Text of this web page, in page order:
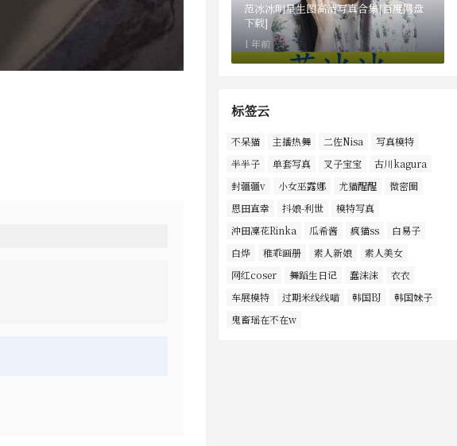
范冰冰明星生图高清写真合集[百度网盘
下载]
1 年前
标签云
不呆猫 主播热舞 二佐Nisa
写真模特
半半子
单套写真 叉子宝宝
古川kagura
封疆疆v
小女巫露娜 尤猫醒醒
微密圈
恩田直幸
抖娘-利世
模特写真
沖田凜花Rinka
瓜希酱 疯猫ss
白易子
白烨
稚乖画册 素人新娘
素人美女
网红coser
舞蹈生日记 蠢沫沫
衣衣
车展模特
过期米线线喵 韩国BJ
韩国妹子
鬼畜瑶在不在w